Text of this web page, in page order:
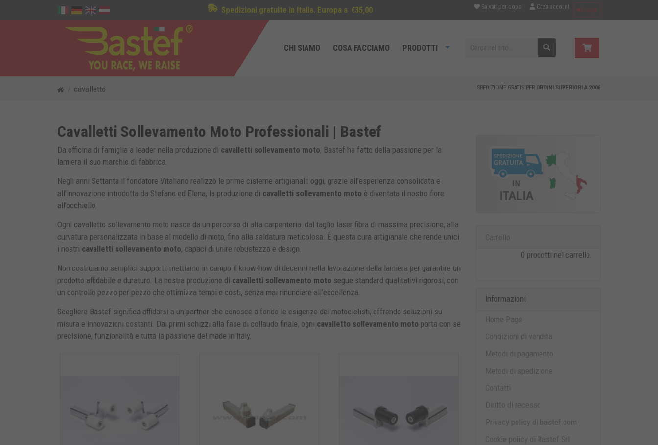
Spedizioni gratuite in Italia. Europa a €35,00 Salvati per dopo Crea account Login
CHI SIAMO COSA FACCIAMO PRODOTTI
cavalletto SPEDIZIONE GRATIS PER ORDINI SUPERIORI A 200€
0 prodotti nel carrello.
Informazioni
Home Page
Condizioni di vendita
Metodi di pagamento
Metodi di spedizione
Contatti
Diritto di recesso
Privacy policy di bastef.com
Cookie policy di Bastef Srl
Cavalletti Sollevamento Moto Professionali | Bastef
Da officina di famiglia a leader nella produzione di cavalletti sollevamento moto, Bastef ha fatto della passione per la
lamiera il suo marchio di fabbrica.
Negli anni Settanta il fondatore Vitaliano realizzò le prime cisterne artigianali: oggi, grazie all’esperienza consolidata e
all’innovazione introdotta da Stefano ed Elena, la produzione di cavalletti sollevamento moto è diventata il nostro fiore
all’occhiello.
Ogni cavalletto sollevamento moto nasce da un percorso di alta carpenteria: dal taglio laser fibra di massima precisione, alla
curvatura personalizzata in base al modello di moto, fino alla saldatura meticolosa. È questa cura artigianale che rende unici
i nostri cavalletti sollevamento moto, capaci di unire robustezza e design.
Non costruiamo semplici supporti: mettiamo in campo il know-how di decenni nella lavorazione della lamiera per garantire un
prodotto affidabile e duraturo. La nostra produzione di cavalletti sollevamento moto segue standard qualitativi rigorosi, con
un controllo pezzo per pezzo che ottimizza tempi e costi, senza mai rinunciare all’eccellenza.
Scegliere Bastef significa affidarsi a un partner che conosce a fondo le esigenze dei motociclisti, offrendo soluzioni su
misura e innovazioni costanti. Dai primi schizzi alla fase di collaudo finale, ogni cavalletto sollevamento moto porta con sé
precisione, funzionalità e tutta la passione del made in Italy.